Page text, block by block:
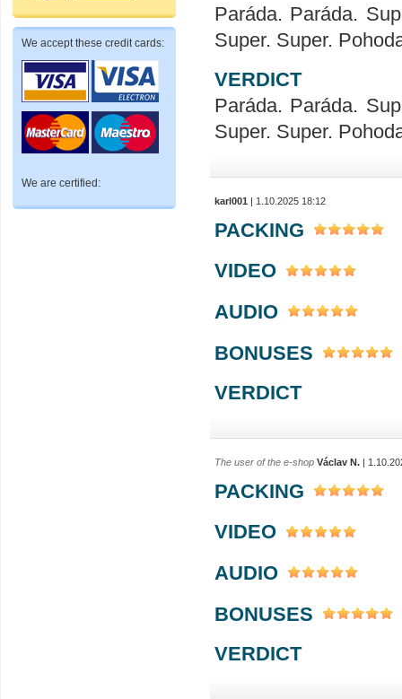
We accept these credit cards:
We are certified:
Paráda. Paráda.
Super. Super.
VERDICT
Paráda. Paráda.
Super. Super.
karl001 | 1.10.2025 18:12
PACKING
VIDEO
AUDIO
BONUSES
VERDICT
The user of the e-shop Václav N. |
PACKING
VIDEO
AUDIO
BONUSES
VERDICT